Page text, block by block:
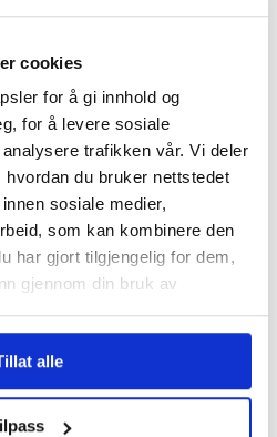
cookies
for å gi innhold og
for å levere sosiale
trafikken vår. Vi deler
du bruker nettstedet
sosiale medier,
som kan kombinere den
har gjort tilgjengelig for dem,
gjennom din bruk av
alle
kroner
brannen i